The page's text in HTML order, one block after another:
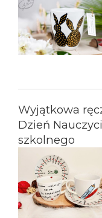
Wyjątkowa
Dzień
szkolnego